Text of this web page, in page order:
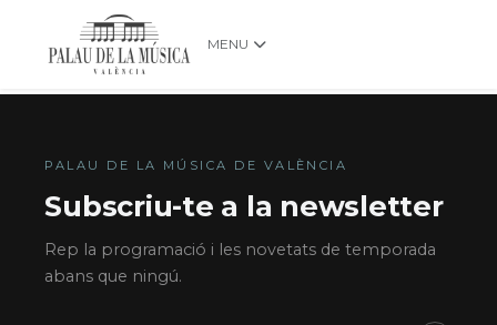
MENU
PALAU DE LA MÚSICA DE VALÈNCIA
Subscriu-te a la newsletter
Rep la programació i les novetats de temporada
abans que ningú.